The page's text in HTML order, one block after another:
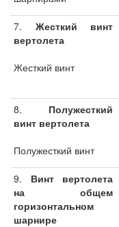
7. Жесткий винт
вертолета
Жесткий винт
8. Полужесткий
винт вертолета
Полужесткий винт
9. Винт вертолета
на общем
горизонтальном
шарнире